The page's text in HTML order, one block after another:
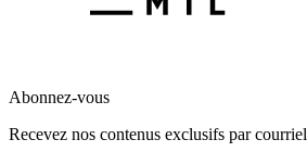
Abonnez-vous
Recevez nos contenus exclusifs par courriel